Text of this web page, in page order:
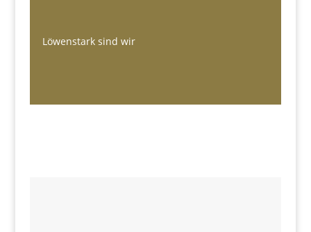
Löwenstark sind wir